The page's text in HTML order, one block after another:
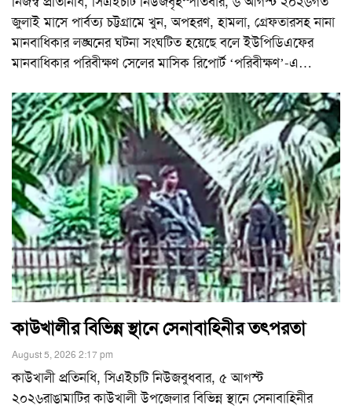
জুলাই মাসে পার্বত্য চট্টগ্রামে খুন, অপহরণ, হামলা, গ্রেফতারসহ নানা
মানবাধিকার লঙ্ঘনের ঘটনা সংঘটিত হয়েছে বলে ইউপিডিএফের
মানবাধিকার পরিবীক্ষণ সেলের মাসিক রিপোর্ট ‘পরিবীক্ষণ’-এ…
কাউখালীর বিভিন্ন স্থানে সেনাবাহিনীর তৎপরতা
August 5, 2026 2:17 pm
কাউখালী প্রতিনধি, সিএইচটি নিউজবুধবার, ৫ আগস্ট
২০২৬রাঙামাটির কাউখালী উপজেলার বিভিন্ন স্থানে সেনাবাহিনীর